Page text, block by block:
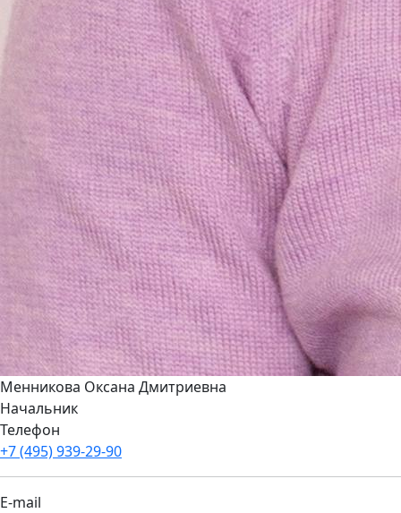
Менникова Оксана Дмитриевна
Начальник
Телефон
+7 (495) 939-29-90
E-mail